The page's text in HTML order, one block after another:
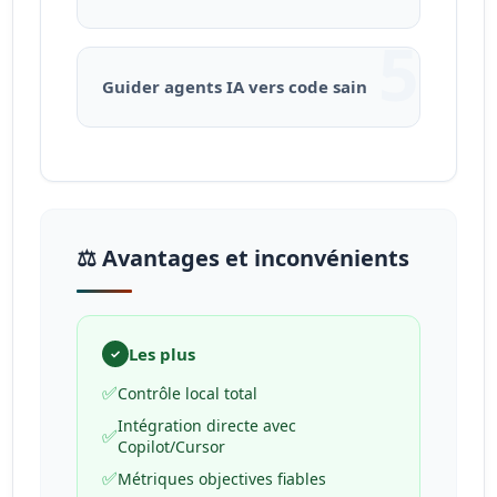
5
Guider agents IA vers code sain
⚖️ Avantages et inconvénients
✓ Les plus
✅Contrôle local total
✅Intégration directe avec
Copilot/Cursor
✅Métriques objectives fiables